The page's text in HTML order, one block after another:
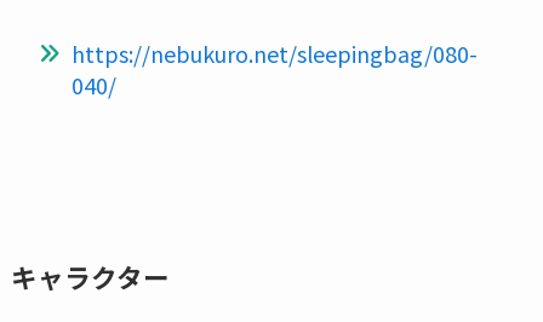
https://nebukuro.net/sleepingbag/080-
040/
キャラクター